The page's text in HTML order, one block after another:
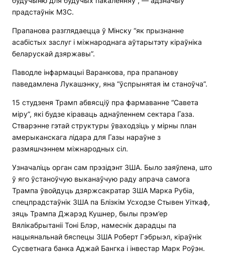
прадстаўнік МЗС.
Прапанова разглядаецца ў Мінску “як прызнанне
асабістых заслуг і міжнароднага аўтарытэту кіраўніка
беларускай дзяржавы”.
Паводле інфармацыі Варанкова, пра прапанову
паведамлена Лукашэнку, яна “ўспрынятая ім станоўча”.
15 студзеня Трамп абвясціў пра фармаванне “Савета
міру”, які будзе кіраваць аднаўленнем сектара Газа.
Стварэнне гэтай структуры ўваходзіць у мірны план
амерыканскага лідара для Газы нараўне з
размяшчэннем міжнародных сіл.
Узначаліць орган сам прэзідэнт ЗША. Было заяўлена, што
ў яго ўстаноўчую выканаўчую раду апрача самога
Трампа ўвойдуць дзяржсакратар ЗША Марка Рубіа,
спецпрадстаўнік ЗША па Блізкім Усходзе Стывен Уіткаф,
зяць Трампа Джарэд Кушнер, былы прэм’ер
Вялікабрытаніі Тоні Блэр, намеснік дарадцы па
нацыянальнай бяспецы ЗША Роберт Гэбрыэл, кіраўнік
Сусветнага банка Аджай Бангка і інвестар Марк Роўэн.